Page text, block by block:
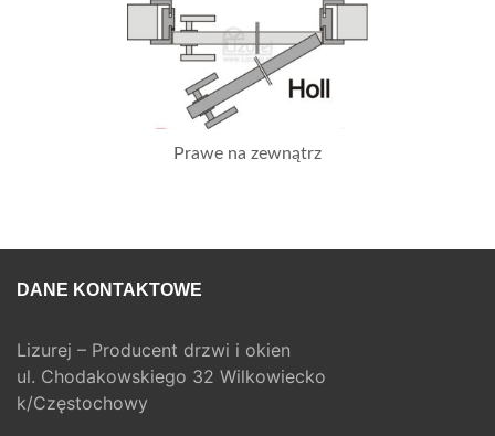
Prawe na zewnątrz
DANE KONTAKTOWE
Lizurej – Producent drzwi i okien
ul. Chodakowskiego 32 Wilkowiecko
k/Częstochowy